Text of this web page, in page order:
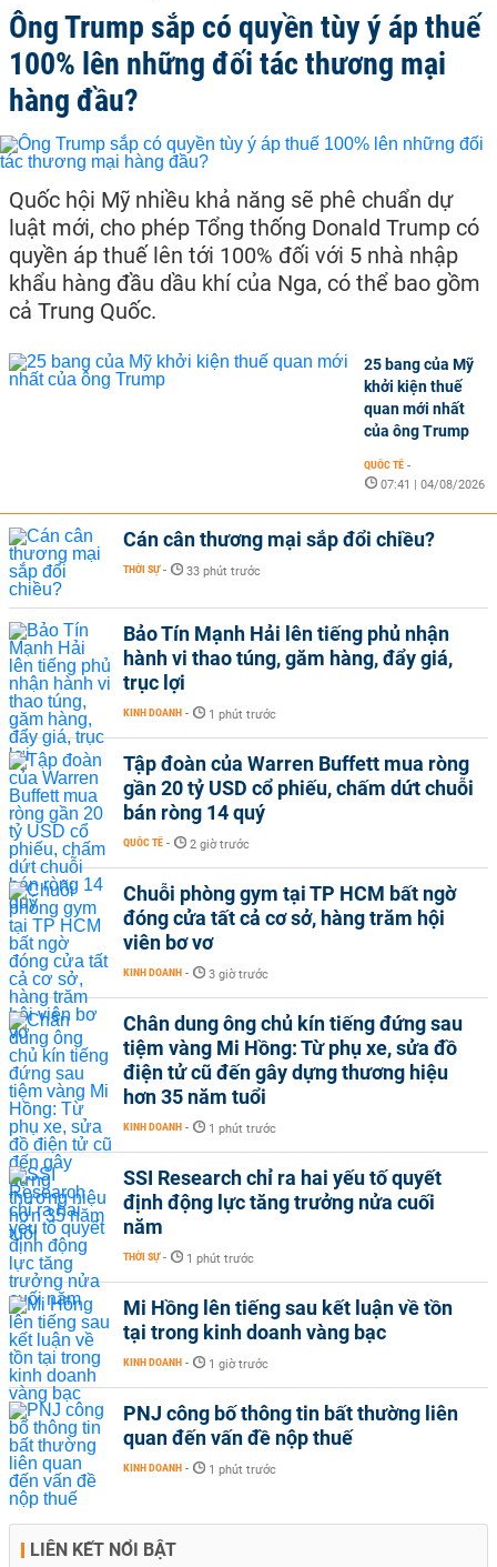
Ông Trump sắp có quyền tùy ý áp thuế
100% lên những đối tác thương mại
hàng đầu?
Quốc hội Mỹ nhiều khả năng sẽ phê chuẩn dự
luật mới, cho phép Tổng thống Donald Trump có
quyền áp thuế lên tới 100% đối với 5 nhà nhập
khẩu hàng đầu dầu khí của Nga, có thể bao gồm
cả Trung Quốc.
25 bang của Mỹ
khởi kiện thuế
quan mới nhất
của ông Trump
QUỐC TẾ -
07:41 | 04/08/2026
Cán cân thương mại sắp đổi chiều?
THỜI SỰ - 33 phút trước
Bảo Tín Mạnh Hải lên tiếng phủ nhận
hành vi thao túng, găm hàng, đẩy giá,
trục lợi
KINH DOANH - 1 phút trước
Tập đoàn của Warren Buffett mua ròng
gần 20 tỷ USD cổ phiếu, chấm dứt chuỗi
bán ròng 14 quý
QUỐC TẾ - 2 giờ trước
Chuỗi phòng gym tại TP HCM bất ngờ
đóng cửa tất cả cơ sở, hàng trăm hội
viên bơ vơ
KINH DOANH - 3 giờ trước
Chân dung ông chủ kín tiếng đứng sau
tiệm vàng Mi Hồng: Từ phụ xe, sửa đồ
điện tử cũ đến gây dựng thương hiệu
hơn 35 năm tuổi
KINH DOANH - 1 phút trước
SSI Research chỉ ra hai yếu tố quyết
định động lực tăng trưởng nửa cuối
năm
THỜI SỰ - 1 phút trước
Mi Hồng lên tiếng sau kết luận về tồn
tại trong kinh doanh vàng bạc
KINH DOANH - 1 giờ trước
PNJ công bố thông tin bất thường liên
quan đến vấn đề nộp thuế
KINH DOANH - 1 phút trước
LIÊN KẾT NỔI BẬT